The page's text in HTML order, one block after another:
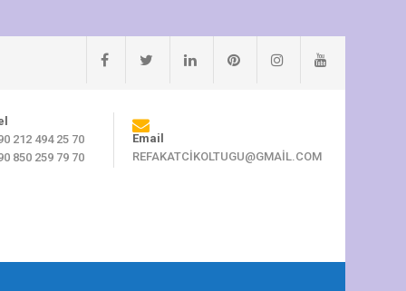
212 494 25 70
850 259 79 70
Email
REFAKATCIKOLTUGU@GMAIL.COM